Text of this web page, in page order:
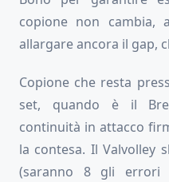
copione non cambia,
allargare ancora il gap,
Copione che resta
set, quando è il
continuità in attacco
la contesa. Il Valvolley
(saranno 8 gli errori